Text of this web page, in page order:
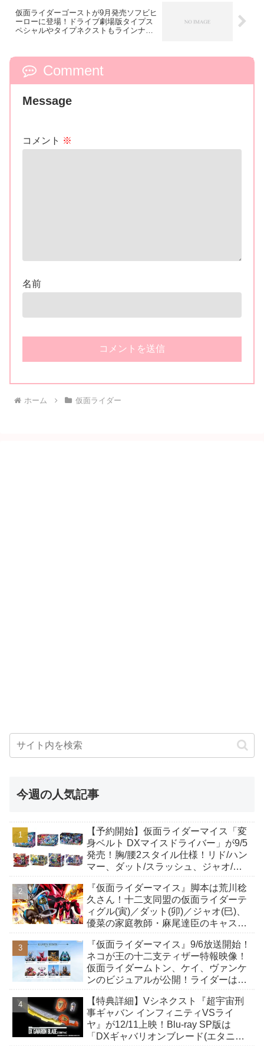
仮面ライダーゴーストが9月発売ソフビヒ
ーローに登場！ドライブ劇場版タイプス
ペシャルやタイプネクストもラインナッ
Comment
Message
コメント ※
名前
ホーム 仮面ライダー
今週の人気記事
【予約開始】仮面ライダーマイス「変
身ベルト DXマイスドライバー」が9/5
発売！胸/腰2スタイル仕様！リド/ハン
マー、ダット/スラッシュ、ジャオ/バ
も！
『仮面ライダーマイス』脚本は荒川稔
久さん！十二支同盟の仮面ライダーテ
ィグル(寅)／ダット(卯)／ジャオ(巳)、
優菜の家庭教師・麻尾達臣のキャスト
んも変身！
『仮面ライダーマイス』9/6放送開始！
ネコが王の十二支ティザー特報映像！
仮面ライダームトン、ケイ、ヴァンケ
ンのビジュアルが公開！ライダーは子
【特典詳細】Vシネクスト『超宇宙刑
事ギャバン インフィニティVSライ
ヤ』が12/11上映！Blu-ray SP版は
「DXギャバリオンブレード(エタニテ